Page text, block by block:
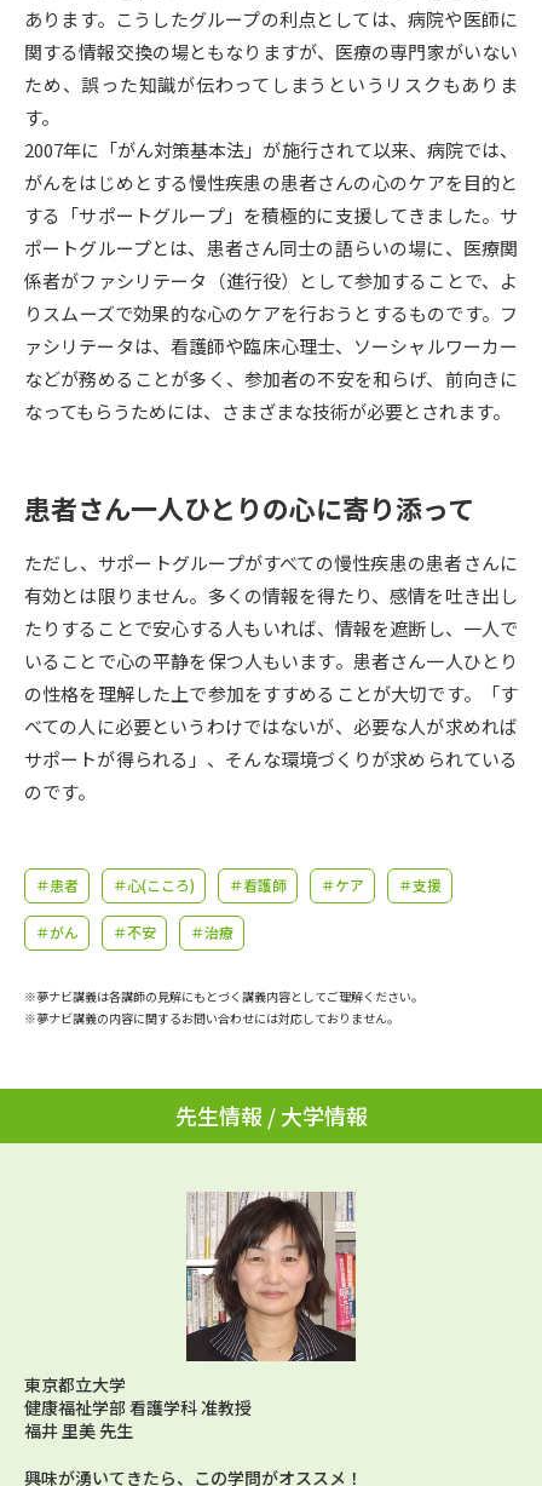
新学年スタート号特集ページ
（高3生用）
新学年スタート号特集ページ
（高2生用）
SELFBRAND特集ページ
オープンキャンパスなどを調べる
オープンキャンパス検索 実施プログラムから探す
来場型・Web型イベント特集 夢ナビライブ
受験準備 資料検索
志望校・出願校を調べる
併願校選び 受験スケジュールを立てよう
先輩が入学を決めた理由 テレメール全国一斉進学調査
新生活お役立ちガイド
大学で学びたい学問発見
学問のミニ講義「夢ナビ講義」
学問の教科書 夢ナビライブ
ユーザーサポート
Ｑ＆Ａ よくあるご質問 大学進学IDについて
受付内容・発送状況の確認
個人情報取扱規定
テレメール進学カタログ
訂正のご案内
あります。こうしたグループの利点としては、病院や医師に
関する情報交換の場ともなりますが、医療の専門家がいない
ため、誤った知識が伝わってしまうというリスクもありま
す。
2007年に「がん対策基本法」が施行されて以来、病院では、
がんをはじめとする慢性疾患の患者さんの心のケアを目的と
する「サポートグループ」を積極的に支援してきました。サ
ポートグループとは、患者さん同士の語らいの場に、医療関
係者がファシリテータ（進行役）として参加することで、よ
りスムーズで効果的な心のケアを行おうとするものです。フ
ァシリテータは、看護師や臨床心理士、ソーシャルワーカー
などが務めることが多く、参加者の不安を和らげ、前向きに
なってもらうためには、さまざまな技術が必要とされます。
患者さん一人ひとりの心に寄り添って
ただし、サポートグループがすべての慢性疾患の患者さんに
有効とは限りません。多くの情報を得たり、感情を吐き出し
たりすることで安心する人もいれば、情報を遮断し、一人で
いることで心の平静を保つ人もいます。患者さん一人ひとり
の性格を理解した上で参加をすすめることが大切です。「す
べての人に必要というわけではないが、必要な人が求めれば
サポートが得られる」、そんな環境づくりが求められている
のです。
＃患者 ＃心(こころ) ＃看護師 ＃ケア ＃支援
＃がん ＃不安 ＃治療
※夢ナビ講義は各講師の見解にもとづく講義内容としてご理解ください。
※夢ナビ講義の内容に関するお問い合わせには対応しておりません。
先生情報 / 大学情報
東京都立大学
健康福祉学部 看護学科 准教授
福井 里美 先生
興味が湧いてきたら、この学問がオススメ！